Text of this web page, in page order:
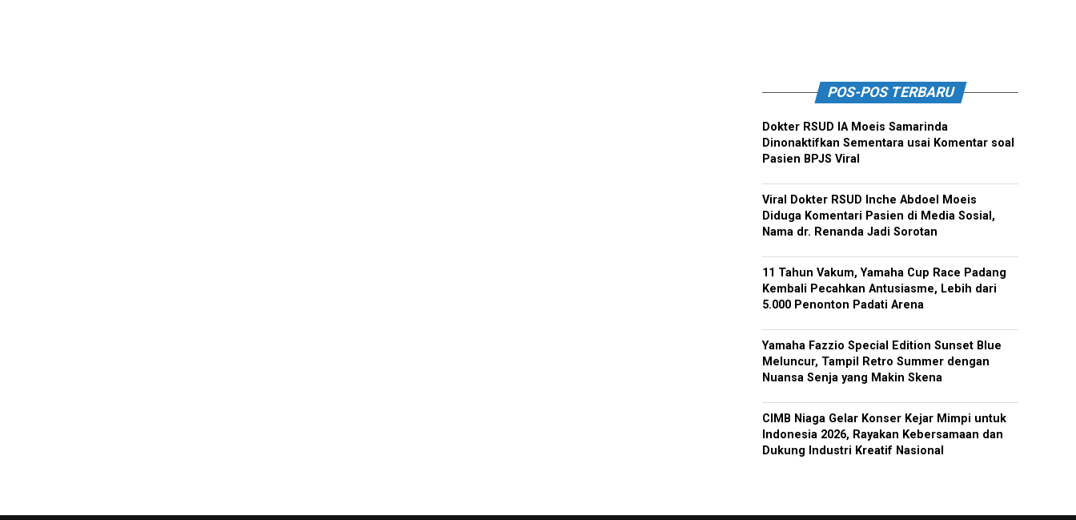
POS-POS TERBARU
Dokter RSUD IA Moeis Samarinda
Dinonaktifkan Sementara usai Komentar soal
Pasien BPJS Viral
Viral Dokter RSUD Inche Abdoel Moeis
Diduga Komentari Pasien di Media Sosial,
Nama dr. Renanda Jadi Sorotan
11 Tahun Vakum, Yamaha Cup Race Padang
Kembali Pecahkan Antusiasme, Lebih dari
5.000 Penonton Padati Arena
Yamaha Fazzio Special Edition Sunset Blue
Meluncur, Tampil Retro Summer dengan
Nuansa Senja yang Makin Skena
CIMB Niaga Gelar Konser Kejar Mimpi untuk
Indonesia 2026, Rayakan Kebersamaan dan
Dukung Industri Kreatif Nasional